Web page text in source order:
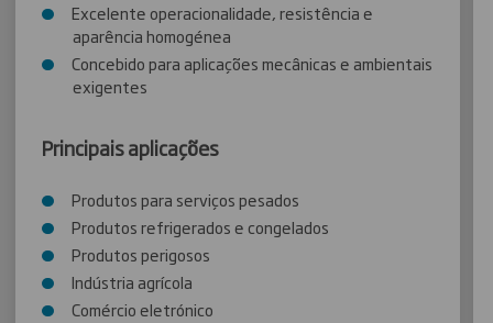
Excelente operacionalidade, resistência e
aparência homogénea
Concebido para aplicações mecânicas e ambientais
exigentes
Principais aplicações
Produtos para serviços pesados
Produtos refrigerados e congelados
Produtos perigosos
Indústria agrícola
Comércio eletrónico